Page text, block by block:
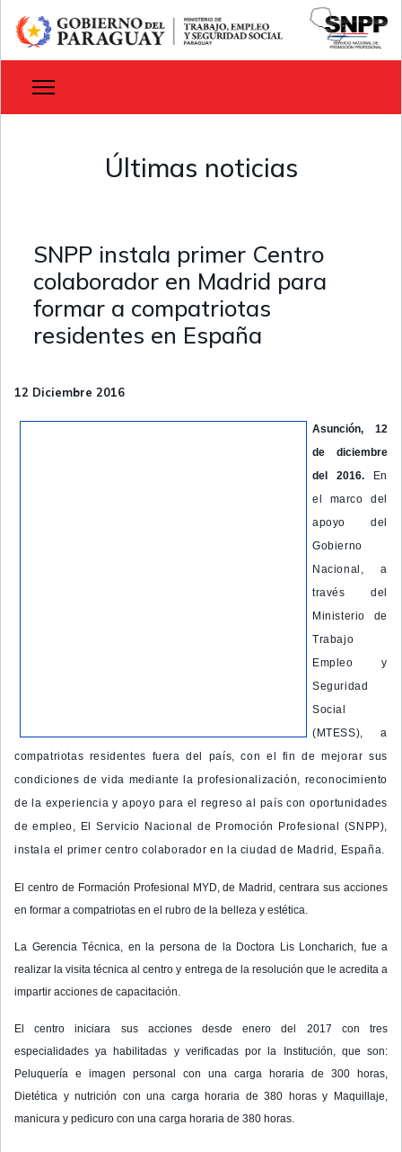
Últimas noticias
SNPP instala primer Centro
colaborador en Madrid para
formar a compatriotas
residentes en España
12 Diciembre 2016
Asunción, 12
de diciembre
del 2016.
En
el marco del
apoyo del
Gobierno
Nacional, a
través del
Ministerio de
Trabajo
Empleo y
Seguridad
Social
(MTESS), a
compatriotas residentes fuera del país, con el fin de mejorar sus
condiciones de vida mediante la profesionalización, reconocimiento
de la experiencia y apoyo para el regreso al país con oportunidades
de empleo, El Servicio Nacional de Promoción Profesional (SNPP),
instala el primer centro colaborador en la ciudad de Madrid, España.
El centro de Formación Profesional MYD, de Madrid, centrara sus acciones
en formar a compatriotas en el rubro de la belleza y estética.
La Gerencia Técnica, en la persona de la Doctora Lis Loncharich, fue a
realizar la visita técnica al centro y entrega de la resolución que le acredita a
impartir acciones de capacitación.
El centro iniciara sus acciones desde enero del 2017 con tres
especialidades ya habilitadas y verificadas por la Institución, que son:
Peluquería e imagen personal con una carga horaria de 300 horas,
Dietética y nutrición con una carga horaria de 380 horas y Maquillaje,
manicura y pedicuro con una carga horaria de 380 horas.